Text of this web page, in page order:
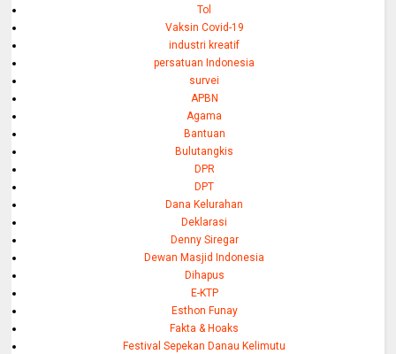
Tol
Vaksin Covid-19
industri kreatif
persatuan Indonesia
survei
APBN
Agama
Bantuan
Bulutangkis
DPR
DPT
Dana Kelurahan
Deklarasi
Denny Siregar
Dewan Masjid Indonesia
Dihapus
E-KTP
Esthon Funay
Fakta & Hoaks
Festival Sepekan Danau Kelimutu